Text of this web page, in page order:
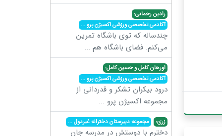
رادین رحمانی:
آکادمی تخصصی ورزشی اکسیژن پرو...
چندساله که توی باشگاه تمرین
می‌کنم. فضای باشگاه هم ...
اورهان کامل و حسین کامل:
آکادمی تخصصی ورزشی اکسیژن پرو...
درود بیکران تشکر و قدردانی از
مجموعه اکسیژن پرو ...
زری: مجموعه دبیرستان دخترانه غیردول...
دخترم با دوستش در مدرسه جان